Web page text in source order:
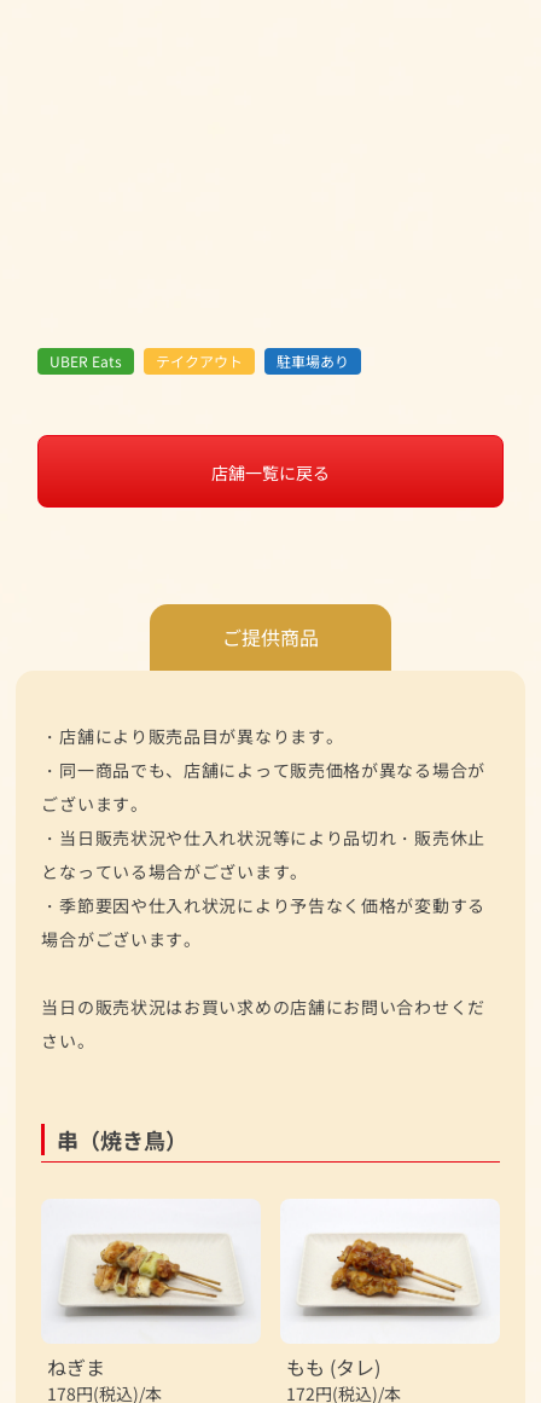
UBER Eats テイクアウト 駐車場あり
店舗一覧に戻る
ご提供商品
・店舗により販売品目が異なります。
・同一商品でも、店舗によって販売価格が異なる場合が
ございます。
・当日販売状況や仕入れ状況等により品切れ・販売休止
となっている場合がございます。
・季節要因や仕入れ状況により予告なく価格が変動する
場合がございます。
当日の販売状況はお買い求めの店舗にお問い合わせくだ
さい。
串（焼き鳥）
ねぎま
178円(税込)/本
もも (タレ)
172円(税込)/本